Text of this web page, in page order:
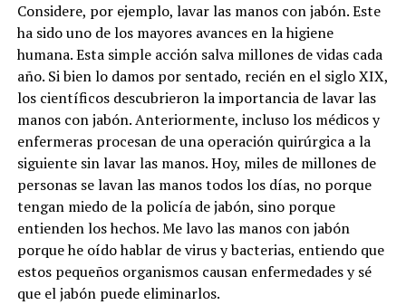
Considere, por ejemplo, lavar las manos con jabón. Este
ha sido uno de los mayores avances en la higiene
humana. Esta simple acción salva millones de vidas cada
año. Si bien lo damos por sentado, recién en el siglo XIX,
los científicos descubrieron la importancia de lavar las
manos con jabón. Anteriormente, incluso los médicos y
enfermeras procesan de una operación quirúrgica a la
siguiente sin lavar las manos. Hoy, miles de millones de
personas se lavan las manos todos los días, no porque
tengan miedo de la policía de jabón, sino porque
entienden los hechos. Me lavo las manos con jabón
porque he oído hablar de virus y bacterias, entiendo que
estos pequeños organismos causan enfermedades y sé
que el jabón puede eliminarlos.